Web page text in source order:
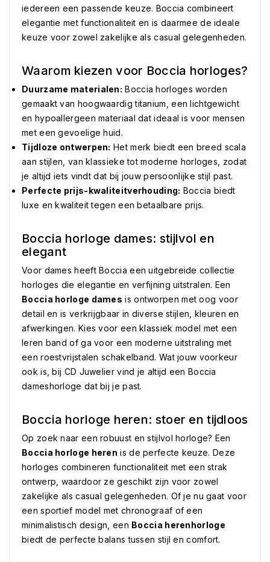
iedereen een passende keuze. Boccia combineert
elegantie met functionaliteit en is daarmee de ideale
keuze voor zowel zakelijke als casual gelegenheden.
Waarom kiezen voor Boccia horloges?
Duurzame materialen: Boccia horloges worden
gemaakt van hoogwaardig titanium, een lichtgewicht
en hypoallergeen materiaal dat ideaal is voor mensen
met een gevoelige huid.
Tijdloze ontwerpen: Het merk biedt een breed scala
aan stijlen, van klassieke tot moderne horloges, zodat
je altijd iets vindt dat bij jouw persoonlijke stijl past.
Perfecte prijs-kwaliteitverhouding: Boccia biedt
luxe en kwaliteit tegen een betaalbare prijs.
Boccia horloge dames: stijlvol en
elegant
Voor dames heeft Boccia een uitgebreide collectie
horloges die elegantie en verfijning uitstralen. Een
Boccia horloge dames is ontworpen met oog voor
detail en is verkrijgbaar in diverse stijlen, kleuren en
afwerkingen. Kies voor een klassiek model met een
leren band of ga voor een moderne uitstraling met
een roestvrijstalen schakelband. Wat jouw voorkeur
ook is, bij CD Juwelier vind je altijd een Boccia
dameshorloge dat bij je past.
Boccia horloge heren: stoer en tijdloos
Op zoek naar een robuust en stijlvol horloge? Een
Boccia horloge heren is de perfecte keuze. Deze
horloges combineren functionaliteit met een strak
ontwerp, waardoor ze geschikt zijn voor zowel
zakelijke als casual gelegenheden. Of je nu gaat voor
een sportief model met chronograaf of een
minimalistisch design, een Boccia herenhorloge
biedt de perfecte balans tussen stijl en comfort.